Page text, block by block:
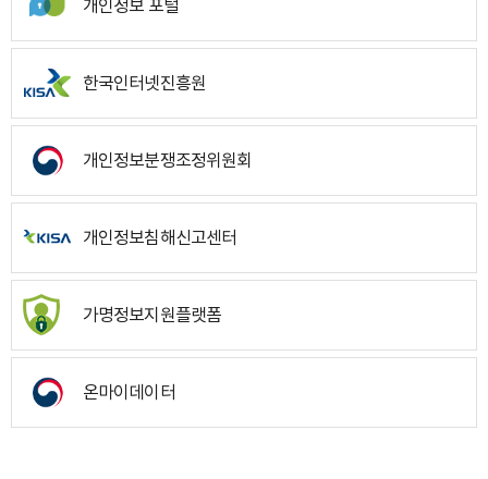
개인정보 포털
한국인터넷진흥원
개인정보분쟁조정위원회
개인정보침해신고센터
가명정보지원플랫폼
온마이데이터